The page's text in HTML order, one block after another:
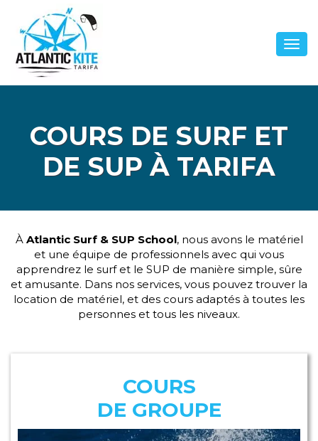
COURS DE SURF ET
DE SUP À TARIFA
À Atlantic Surf & SUP School, nous avons le matériel
et une équipe de professionnels avec qui vous
apprendrez le surf et le SUP de manière simple, sûre
et amusante. Dans nos services, vous pouvez trouver la
location de matériel, et des cours adaptés à toutes les
personnes et tous les niveaux.
COURS
DE GROUPE